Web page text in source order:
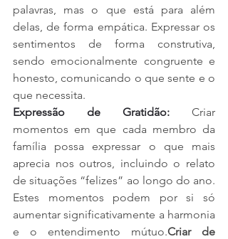
palavras, mas o que está para além
delas, de forma empática. Expressar os
sentimentos de forma construtiva,
sendo emocionalmente congruente e
honesto, comunicando o que sente e o
que necessita.
Expressão de Gratidão: Criar
momentos em que cada membro da
família possa expressar o que mais
aprecia nos outros, incluindo o relato
de situações “felizes” ao longo do ano.
Estes momentos podem por si só
aumentar significativamente a harmonia
e o entendimento mútuo.Criar de